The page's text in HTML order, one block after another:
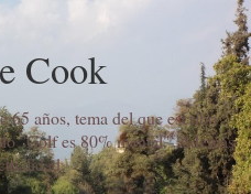
Cook
65 años, tema del que escribo
"Golf es 80% mental". Además